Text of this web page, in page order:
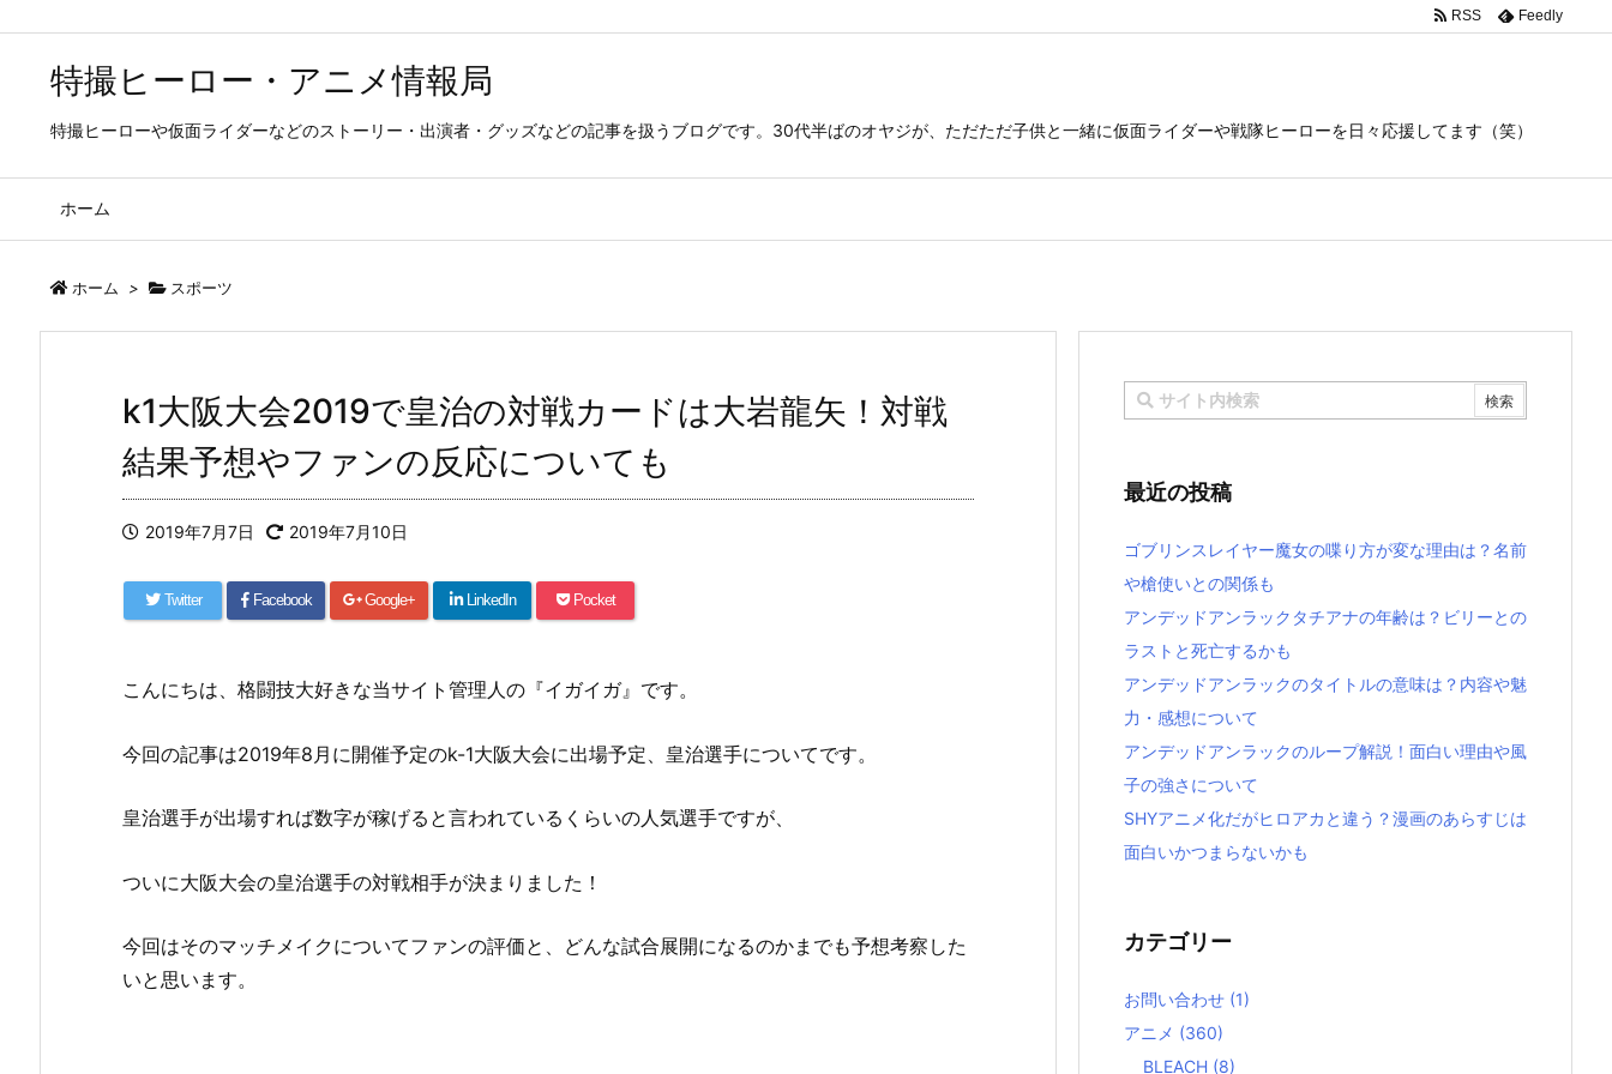
特撮ヒーロー・アニメ情報局
特撮ヒーローや仮面ライダーなどのストーリー・出演者・グッズなどの記事を扱うブログです。30代半ばのオヤジが、ただただ子供と一緒に仮面ライダーや戦隊ヒーローを日々応援してます（笑）
ホーム
RSS Feedly
ホーム > スポーツ
k1大阪大会2019で皇治の対戦カードは大岩龍矢！対戦
結果予想やファンの反応についても
2019年7月7日 2019年7月10日
Twitter Facebook Google+ LinkedIn Pocket
こんにちは、格闘技大好きな当サイト管理人の『イガイガ』です。
今回の記事は2019年8月に開催予定のk-1大阪大会に出場予定、皇治選手についてです。
皇治選手が出場すれば数字が稼げると言われているくらいの人気選手ですが、
ついに大阪大会の皇治選手の対戦相手が決まりました！
今回はそのマッチメイクについてファンの評価と、どんな試合展開になるのかまでも予想考察した
いと思います。
最近の投稿
ゴブリンスレイヤー魔女の喋り方が変な理由は？名前
や槍使いとの関係も
アンデッドアンラックタチアナの年齢は？ビリーとの
ラストと死亡するかも
アンデッドアンラックのタイトルの意味は？内容や魅
力・感想について
アンデッドアンラックのループ解説！面白い理由や風
子の強さについて
SHYアニメ化だがヒロアカと違う？漫画のあらすじは
面白いかつまらないかも
カテゴリー
お問い合わせ (1)
アニメ (360)
BLEACH (8)